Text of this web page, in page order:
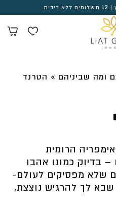
ומה שביניהם » הטרנד
הרומית
– בדיוק כמונו אהבו
שלא מפסיקים לעולם-
לך להרגיש נוצצת,